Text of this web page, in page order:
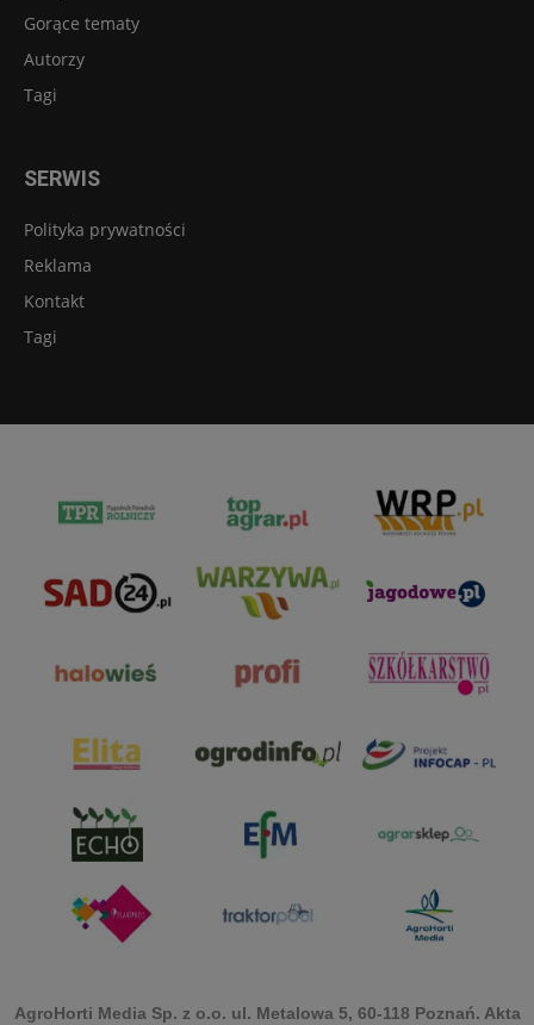
Gorące tematy
Autorzy
Tagi
SERWIS
Polityka prywatności
Reklama
Kontakt
Tagi
AgroHorti Media Sp. z o.o. ul. Metalowa 5, 60-118 Poznań. Akta